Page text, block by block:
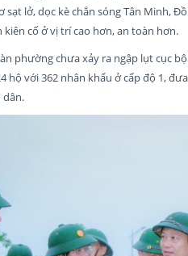
sạt lở, dọc kè chắn sóng Tân Minh,
cố ở vị trí cao hơn, an toàn hơn.
phường chưa xảy ra ngập lụt cục
hộ với 362 nhân khẩu ở cấp độ 1,